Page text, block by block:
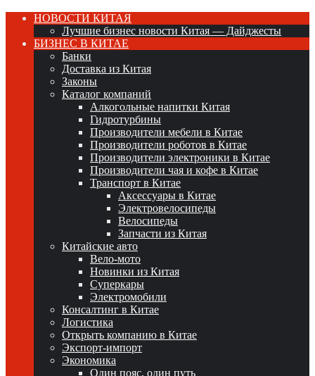
НОВОСТИ КИТАЯ
Лучшие бизнес новости Китая — Дайджесты
БИЗНЕС В КИТАЕ
Банки
Доставка из Китая
Законы
Каталог компаний
Алкогольные напитки Китая
Гидротурбины
Производители мебели в Китае
Производители роботов в Китае
Производители электроники в Китае
Производители чая и кофе в Китае
Транспорт в Китае
Аксессуары в Китае
Электровелосипеды
Велосипеды
Запчасти из Китая
Китайские авто
Вело-мото
Новинки из Китая
Суперкары
Электромобили
Консалтинг в Китае
Логистика
Открыть компанию в Китае
Экспорт-импорт
Экономика
Один пояс, один путь